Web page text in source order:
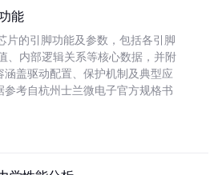
能
片的引脚功能及参数，包括各引脚
、内部逻辑关系等核心数据，并附
涵盖驱动配置、保护机制及典型应
参考自杭州士兰微电子官方规格书